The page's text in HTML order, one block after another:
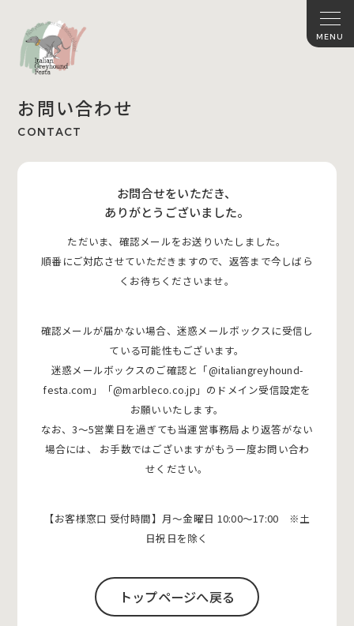
お問い合わせ
CONTACT
お問合せをいただき、
ありがとうございました。
ただいま、確認メールをお送りいたしました。
順番にご対応させていただきますので、返答まで今しばら
くお待ちくださいませ。
確認メールが届かない場合、迷惑メールボックスに受信し
ている可能性もございます。
迷惑メールボックスのご確認と「@italiangreyhound-
festa.com」「@marbleco.co.jp」のドメイン受信設定を
お願いいたします。
なお、3〜5営業日を過ぎても当運営事務局より返答がない
場合には、
お手数ではございますがもう一度お問い合わ
せください。
【お客様窓口 受付時間】月〜金曜日 10:00〜17:00 ※土
日祝日を除く
トップページへ戻る